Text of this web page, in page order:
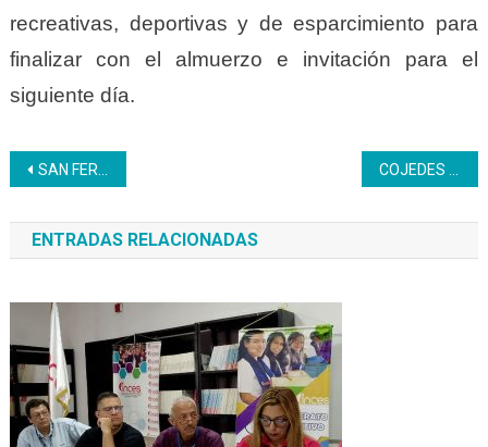
recreativas, deportivas y de esparcimiento para
finalizar con el almuerzo e invitación para el
siguiente día.
Navegación
de
entradas
SAN FERNANDO | Jóvenes Yaracuyanos se forman en la unidad curricular: Instalaciones Eléctricas Industriales
ENTRADAS RELACIONADAS